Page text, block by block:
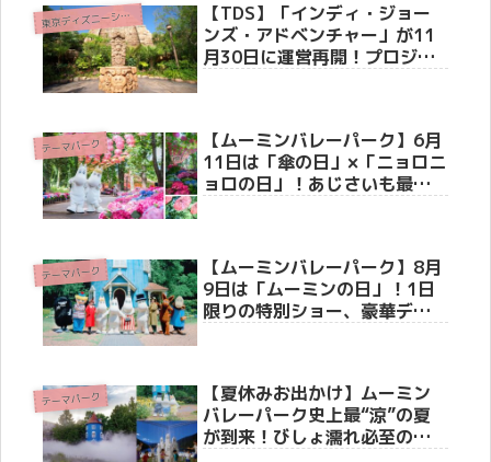
東
京ディズニーシー(R)
【TDS】「インディ・ジョー
ンズ・アドベンチャー」が11
月30日に運営再開！プロジェ
テーマパーク
【ムーミンバレーパーク】6月
11日は「傘の日」×「ニョロニ
ョロの日」！あじさいも最盛
テーマパーク
【ムーミンバレーパーク】8月
9日は「ムーミンの日」！1日
限りの特別ショー、豪華ディ
テーマパーク
【夏休みお出かけ】ムーミン
バレーパーク史上最“涼”の夏
が到来！びしょ濡れ必至の新